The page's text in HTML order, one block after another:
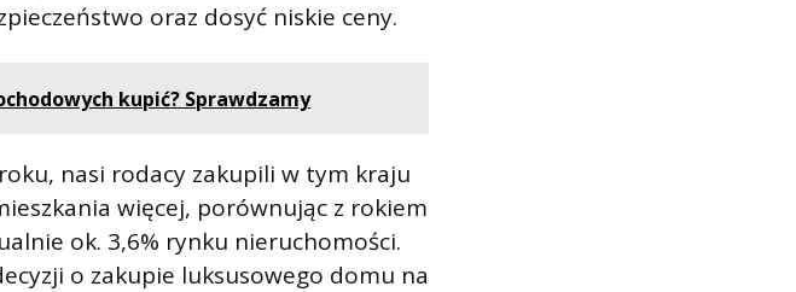
oraz dosyć niskie ceny.
kupić? Sprawdzamy
nasi rodacy zakupili w tym kraju
więcej, porównując z rokiem
ok. 3,6% rynku nieruchomości.
o zakupie luksusowego domu na